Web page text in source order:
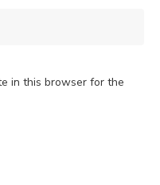
in this browser for the